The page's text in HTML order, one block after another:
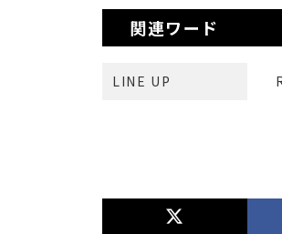
関連ワード
LINE UP